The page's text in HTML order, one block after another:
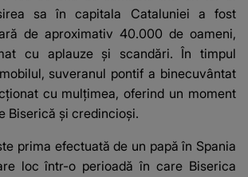
sa în capitala Cataluniei a fost
de aproximativ 40.000 de oameni,
cu aplauze și scandări. În timpul
suveranul pontif a binecuvântat
cu mulțimea, oferind un moment
Biserică și credincioși.
prima efectuată de un papă în Spania
loc într-o perioadă în care Biserica